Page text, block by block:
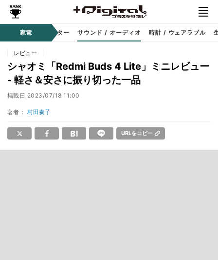
家電プロジェクター サウンド / オーディオ 時計 / ウェアラブル
レビュー
シャオミ「Redmi Buds 4 Lite」ミニレビュー
- 軽さ＆安さに振り切った一品
掲載日 2023/07/18 11:00
著者： 村田奏子
URLをコピー